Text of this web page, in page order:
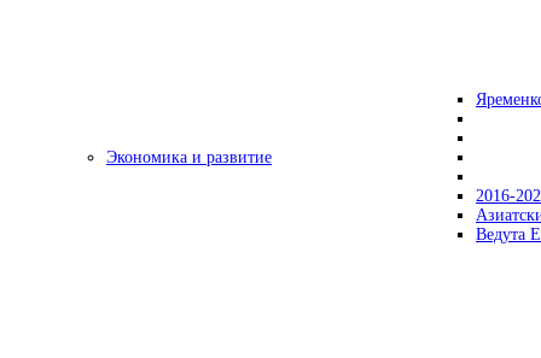
Экономика и развитие
2016-
Ведута